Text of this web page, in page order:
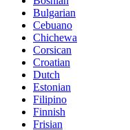
Bulgarian
Cebuano
Chichewa
Corsican
Croatian
Dutch
Estonian
Filipino
Finnish
Frisian